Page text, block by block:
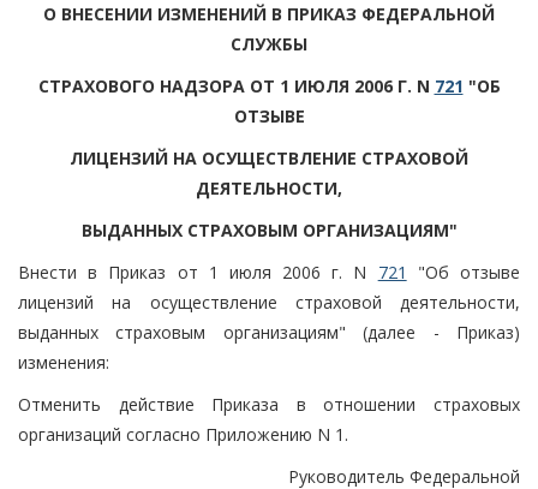
О ВНЕСЕНИИ ИЗМЕНЕНИЙ В ПРИКАЗ ФЕДЕРАЛЬНОЙ
СЛУЖБЫ
СТРАХОВОГО НАДЗОРА ОТ 1 ИЮЛЯ 2006 Г. N 721 "ОБ
ОТЗЫВЕ
ЛИЦЕНЗИЙ НА ОСУЩЕСТВЛЕНИЕ СТРАХОВОЙ
ДЕЯТЕЛЬНОСТИ,
ВЫДАННЫХ СТРАХОВЫМ ОРГАНИЗАЦИЯМ"
Внести в Приказ от 1 июля 2006 г. N 721
"Об отзыве
лицензий на осуществление страховой деятельности,
выданных страховым организациям" (далее - Приказ)
изменения:
Отменить действие Приказа в отношении страховых
организаций согласно Приложению N 1.
Руководитель Федеральной